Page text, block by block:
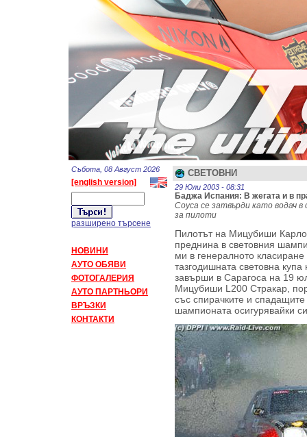
Събота, 08 Август 2026
[english version]
разширено търсене
НОВИНИ
АУТО ОБЯВИ
ФОТОГАЛЕРИЯ
АУТО ПАРТНЬОРИ
ВРЪЗКИ
КОНТАКТИ
СВЕТОВНИ
29 Юли 2003 - 08:31
Баджа Испания: В жегата и в
Соуса се затвърди като водач
за пилоти
Пилотът на Мицубиши
преднина в световния
ми в генералното
тазгодишната световна
завърши в Сарагоса на 19
Мицубиши L200 Стракар,
със спирачките и
шампионата осигурявайки